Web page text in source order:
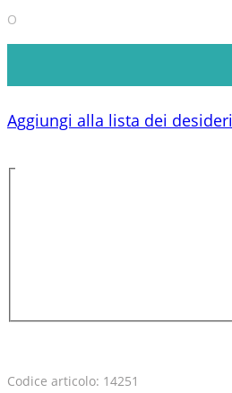
O
Aggiungi alla lista dei desideri
Codice articolo: 14251